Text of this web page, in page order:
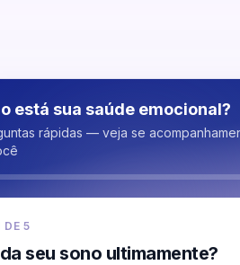
está sua saúde emocional?
rápidas — veja se
DE5
seu sono ultimamente?